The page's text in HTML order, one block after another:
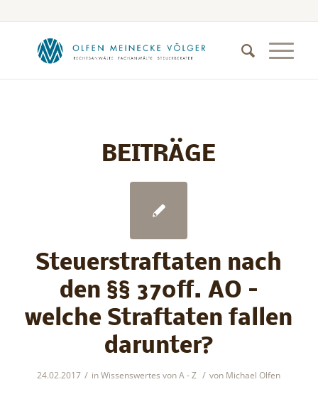
BEITRÄGE
Steuerstraftaten nach
den §§ 370ff. AO –
welche Straftaten fallen
darunter?
24.02.2017 / inWissenswertes von A - Z / von Michael Olfen